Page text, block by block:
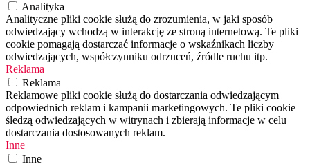
Analityka
Analityczne pliki cookie służą do zrozumienia, w jaki sposób
odwiedzający wchodzą w interakcję ze stroną internetową. Te pliki
cookie pomagają dostarczać informacje o wskaźnikach liczby
odwiedzających, współczynniku odrzuceń, źródle ruchu itp.
Reklama
Reklama
Reklamowe pliki cookie służą do dostarczania odwiedzającym
odpowiednich reklam i kampanii marketingowych. Te pliki cookie
śledzą odwiedzających w witrynach i zbierają informacje w celu
dostarczania dostosowanych reklam.
Inne
Inne